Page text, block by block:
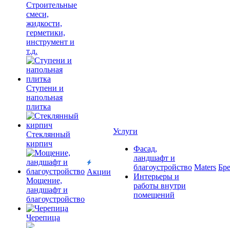
Строительные
смеси,
жидкости,
герметики,
инструмент и
т.д.
Ступени и
напольная
плитка
Cтеклянный
кирпич
Мощение,
ландшафт и
благоустройство
Черепица
Акции
Услуги
Фасад,
ландшафт и
благоустройство
Интерьеры и
работы внутри
помещений
Maters